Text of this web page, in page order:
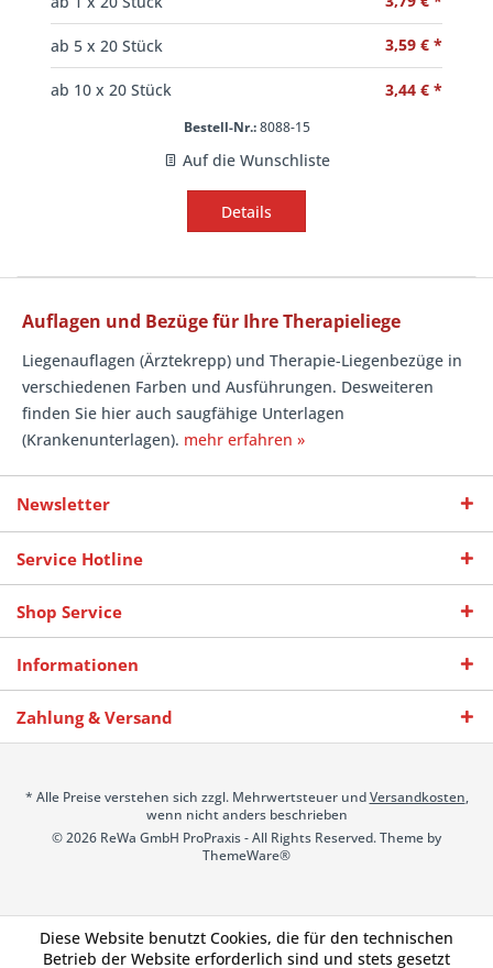
ab 5x 20 Stück 3,59 € *
ab 10x 20 Stück 3,44 € *
Bestell-Nr.:8088-15
Auf die Wunschliste
Details
Auflagen und Bezüge für Ihre Therapieliege
Liegenauflagen (Ärztekrepp) und Therapie-Liegenbezüge in
verschiedenen Farben und Ausführungen. Desweiteren
finden Sie hier auch saugfähige Unterlagen
(Krankenunterlagen). mehr erfahren »
Newsletter
Service Hotline
Shop Service
Informationen
Zahlung & Versand
* Alle Preise verstehen sich zzgl. Mehrwertsteuer undVersandkosten,
wenn nicht anders beschrieben
© 2026 ReWa GmbH ProPraxis - All Rights Reserved. Theme by
ThemeWare®
Diese Website benutzt Cookies, die für den technischen
Betrieb der Website erforderlich sind und stets gesetzt